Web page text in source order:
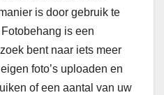
is door gebruik te
is een
bent naar iets meer
foto’s uploaden en
of een aantal van uw